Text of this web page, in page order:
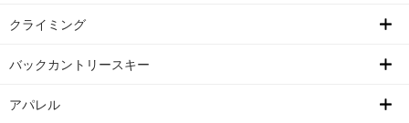
クライミング
バックカントリースキー
アパレル